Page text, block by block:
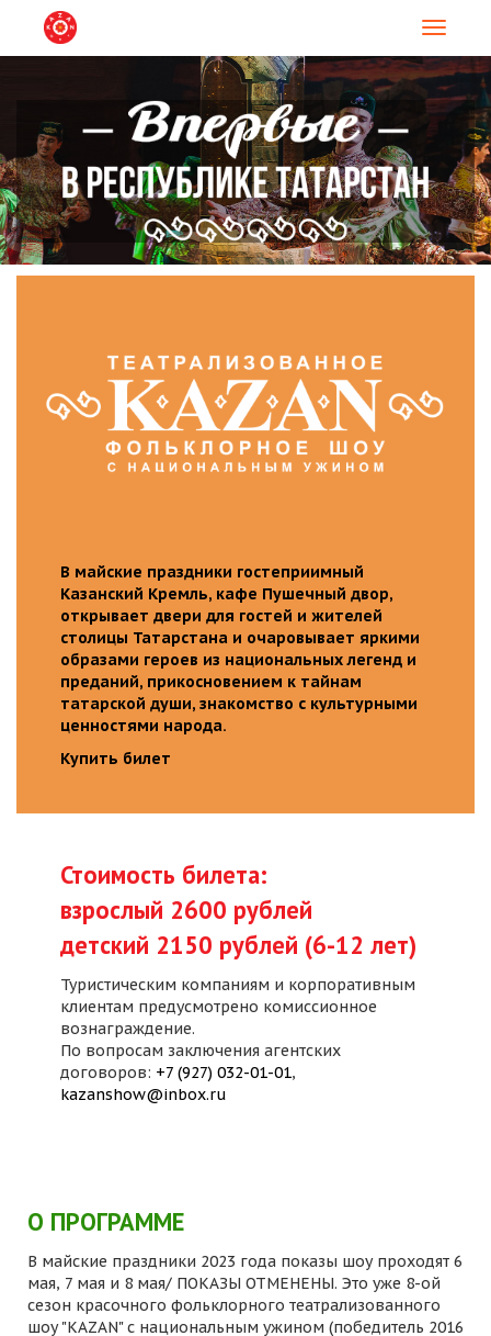
В майские праздники гостеприимный
Казанский Кремль, кафе Пушечный двор,
открывает двери для гостей и жителей
столицы Татарстана и очаровывает яркими
образами героев из национальных легенд и
преданий, прикосновением к тайнам
татарской души, знакомство с культурными
ценностями народа.
Купить билет
Стоимость билета:
взрослый 2600 рублей
детский 2150 рублей (6-12 лет)
Туристическим компаниям и корпоративным
клиентам предусмотрено комиссионное
вознаграждение.
По вопросам заключения агентских
договоров: +7 (927) 032-01-01,
kazanshow@inbox.ru
О ПРОГРАММЕ
В майские праздники 2023 года показы шоу проходят 6
мая, 7 мая и 8 мая/ ПОКАЗЫ ОТМЕНЕНЫ. Это уже 8-ой
сезон красочного фольклорного театрализованного
шоу "KAZAN" с национальным ужином (победитель 2016